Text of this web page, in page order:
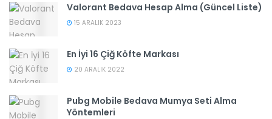
Valorant Bedava Hesap Alma (Güncel Liste)
15 ARALIK 2023
En İyi 16 Çiğ Köfte Markası
20 ARALIK 2022
Pubg Mobile Bedava Mumya Seti Alma
Yöntemleri